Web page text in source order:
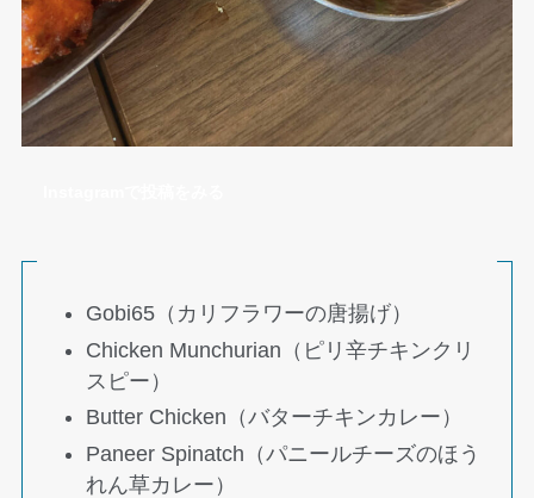
Gobi65（カリフラワーの唐揚げ）
Chicken Munchurian（ピリ辛チキンクリ
スピー）
Butter Chicken（バターチキンカレー）
Paneer Spinatch（パニールチーズのほう
れん草カレー）